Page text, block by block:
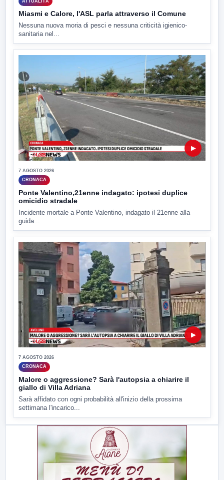
Miasmi e Calore, l'ASL parla attraverso il Comune
Nessuna nuova moria di pesci e nessuna criticità igienico-
sanitaria nel...
▶
7 AGOSTO 2026
CRONACA
Ponte Valentino,21enne indagato: ipotesi duplice
omicidio stradale
Incidente mortale a Ponte Valentino, indagato il 21enne alla
guida...
▶
7 AGOSTO 2026
CRONACA
Malore o aggressione? Sarà l'autopsia a chiarire il
giallo di Villa Adriana
Sarà affidato con ogni probabilità all'inizio della prossima
settimana l'incarico...